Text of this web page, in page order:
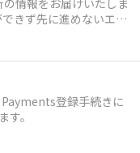
登録開始時にも
ようお願い申し上げま
しくお願いいたしま
情報をお届けいたしま
きず先に進めないエラ
ムにて起こっている
いただくようお願い
下部’need to make upd
。2. クレジットカー
進めない。現在eBay
るようですので、以下
るため改めてご確認下
と２のエラーが起こ
登録手続きに
。